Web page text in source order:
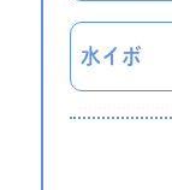
水イボ